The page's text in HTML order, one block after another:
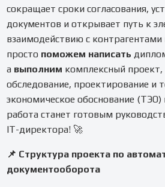
сокращает сроки согласования,
документов и открывает путь к
взаимодействию с
просто поможем написать
а выполним комплексный
обследование, проектирование и
экономическое обоснование
работа станет готовым
IT-директора! 🚀
📌 Структура проекта по
документооборота